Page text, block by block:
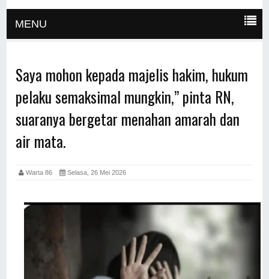
MENU
Saya mohon kepada majelis hakim, hukum
pelaku semaksimal mungkin,” pinta RN,
suaranya bergetar menahan amarah dan
air mata.
Warta 86 Selasa, 26 Mei 2026